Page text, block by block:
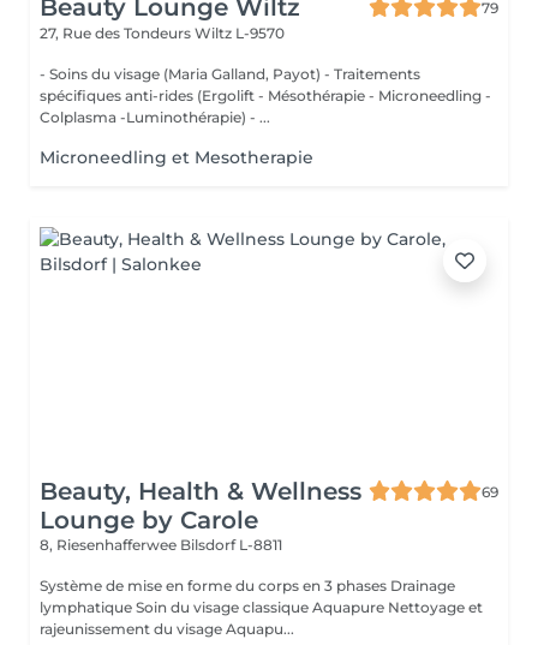
Beauty Lounge Wiltz
79
27, Rue des Tondeurs Wiltz L-9570
- Soins du visage (Maria Galland, Payot) - Traitements
spécifiques anti-rides (Ergolift - Mésothérapie - Microneedling -
Colplasma -Luminothérapie) - ...
Microneedling et Mesotherapie
Beauty, Health & Wellness
Lounge by Carole
69
8, Riesenhafferwee Bilsdorf L-8811
Système de mise en forme du corps en 3 phases Drainage
lymphatique Soin du visage classique Aquapure Nettoyage et
rajeunissement du visage Aquapu...